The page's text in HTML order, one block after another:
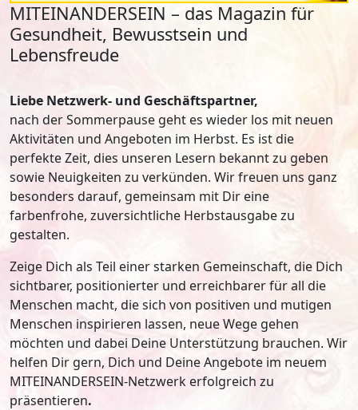
MITEINANDERSEIN – das Magazin für
Gesundheit, Bewusstsein und
Lebensfreude
Liebe Netzwerk- und Geschäftspartner,
nach der Sommerpause geht es wieder los mit neuen
Aktivitäten und Angeboten im Herbst. Es ist die
perfekte Zeit, dies unseren Lesern bekannt zu geben
sowie Neuigkeiten zu verkünden. Wir freuen uns ganz
besonders darauf, gemeinsam mit Dir eine
farbenfrohe, zuversichtliche Herbstausgabe zu
gestalten.
Zeige Dich als Teil einer starken Gemeinschaft, die Dich
sichtbarer, positionierter und erreichbarer für all die
Menschen macht, die sich von positiven und mutigen
Menschen inspirieren lassen, neue Wege gehen
möchten und dabei Deine Unterstützung brauchen. Wir
helfen Dir gern, Dich und Deine Angebote im neuem
MITEINANDERSEIN-Netzwerk erfolgreich zu
präsentieren.